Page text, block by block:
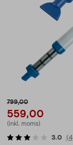
799,00
559,00
(inkl. moms)
3.0 (4